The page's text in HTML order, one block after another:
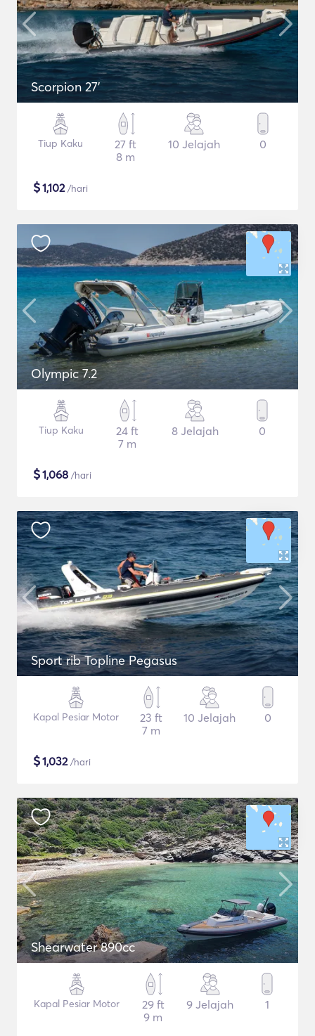
Scorpion 27'
Tiup Kaku
27 ft
8 m
10 Jelajah 0
$1,102/hari
Olympic 7.2
Tiup Kaku
24 ft
7 m
8 Jelajah 0
$1,068 /hari
Sport rib Topline Pegasus
Kapal Pesiar Motor
23 ft
7 m
10 Jelajah 0
$1,032/hari
Shearwater 890cc
Kapal Pesiar Motor
29 ft
9 m
9 Jelajah 1